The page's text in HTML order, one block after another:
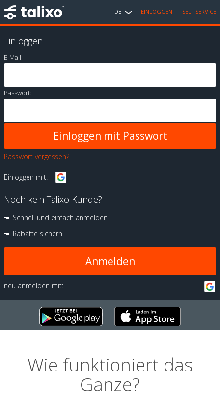
DE EINLOGGEN SELF SERVICE
Einloggen
E-Mail:
Passwort:
Passwort vergessen?
Einloggen mit:
Noch kein Talixo Kunde?
Schnell und einfach anmelden
Rabatte sichern
Anmelden
neu anmelden mit:
Wie funktioniert das
Ganze?